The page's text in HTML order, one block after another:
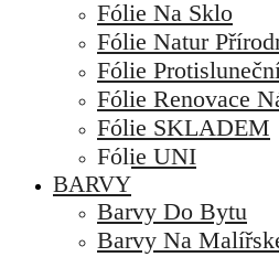
Fólie Na Sklo
Fólie Natur
Fólie
Fólie Renovace
Fólie SKLADEM
Fólie UNI
BARVY
Barvy Do Bytu
Barvy Na